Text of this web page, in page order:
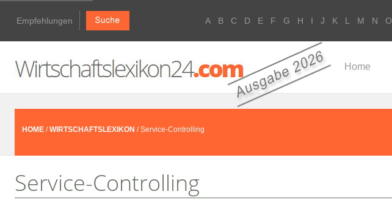
Empfehlungen A B C D E F G H I J K L M N O
Home
HOME /WIRTSCHAFTSLEXIKON / Service-Controlling
Service-Controlling